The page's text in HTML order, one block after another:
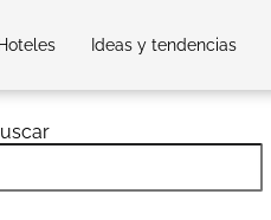
Hoteles Ideas y tendencias